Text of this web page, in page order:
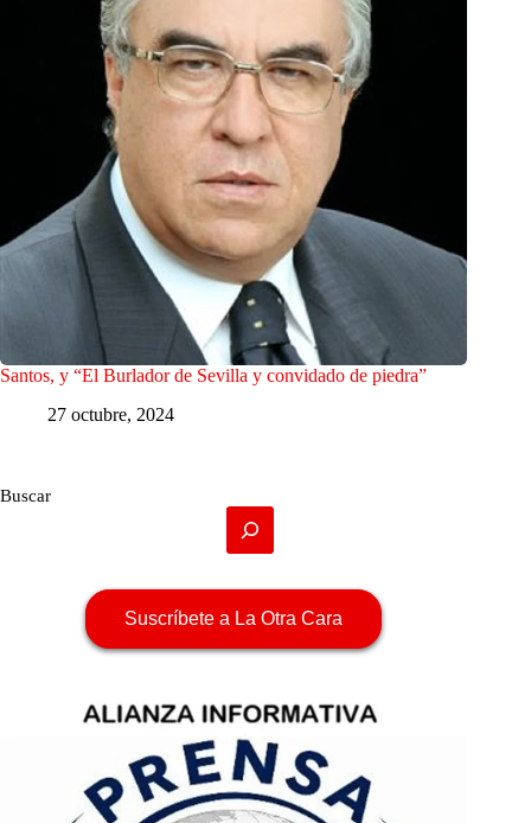
Santos, y “El Burlador de Sevilla y convidado de piedra”
27 octubre, 2024
Buscar
Suscríbete a La Otra Cara